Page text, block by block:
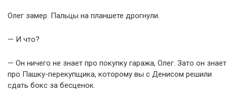
Олег замер. Пальцы на планшете дрогнули.
— И что?
— Он ничего не знает про покупку гаража, Олег. Зато он знает
про Пашку-перекупщика, которому вы с Денисом решили
сдать бокс за бесценок.